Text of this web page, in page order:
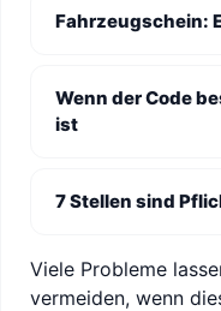
Fahrzeugschein:
Wenn der Code
ist
7 Stellen sind
Viele Probleme
vermeiden, wenn